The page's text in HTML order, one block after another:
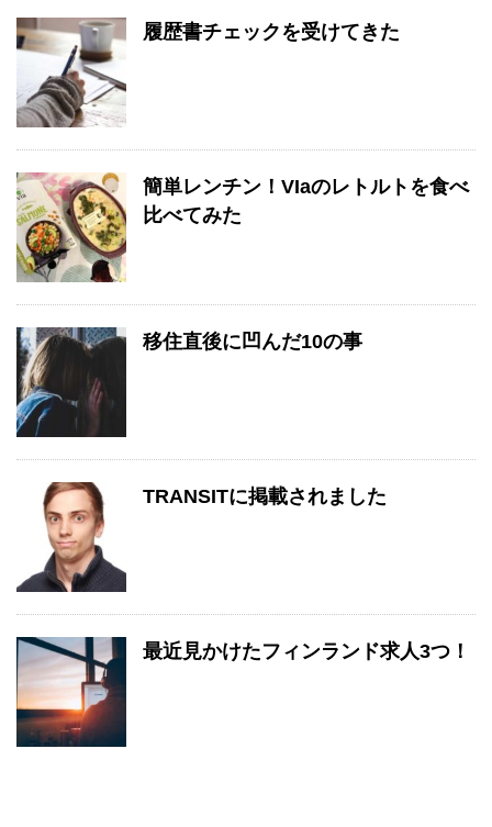
履歴書チェックを受けてきた
簡単レンチン！VIaのレトルトを食べ
比べてみた
移住直後に凹んだ10の事
TRANSITに掲載されました
最近見かけたフィンランド求人3つ！